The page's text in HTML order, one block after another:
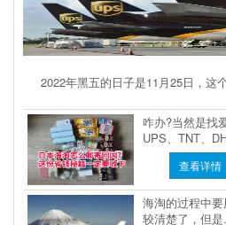
2022年黑五的日子是11月25日，这
咋办?当然是找
UPS、TNT、
查看详情
海淘的过程中
较清楚了，但是